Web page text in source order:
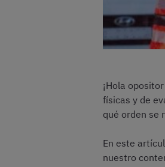
¡Hola
físicas y de
qué orden se
En este
nuestro